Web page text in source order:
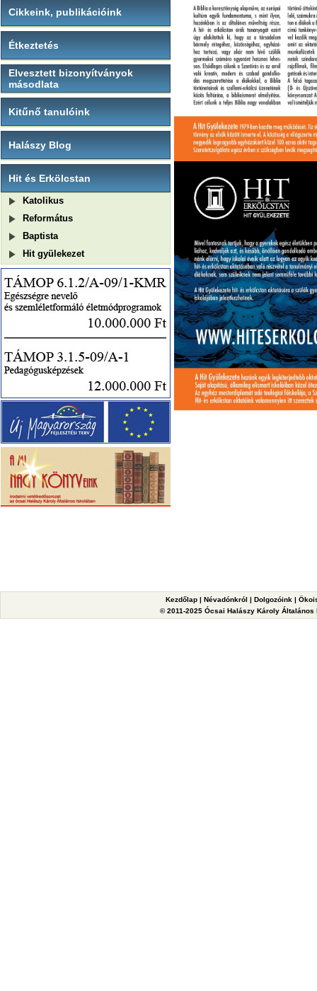
Cikkeink, publikációink
Étkeztetés
Elvesztett bizonyítványok
másodlata
Kitűnő tanulóink
Halászy Blog
Hit és Erkölcstan
Katolikus
Református
Baptista
Hit gyülekezet
Kezdőlap | Névadónkról | Dolgozóink |
© 2011-2025 Ócsai Halászy Károly